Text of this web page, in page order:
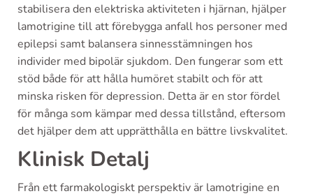
stabilisera den elektriska aktiviteten i hjärnan, hjälper
lamotrigine till att förebygga anfall hos personer med
epilepsi samt balansera sinnesstämningen hos
individer med bipolär sjukdom. Den fungerar som ett
stöd både för att hålla humöret stabilt och för att
minska risken för depression. Detta är en stor fördel
för många som kämpar med dessa tillstånd, eftersom
det hjälper dem att upprätthålla en bättre livskvalitet.
Klinisk Detalj
Från ett farmakologiskt perspektiv är lamotrigine en